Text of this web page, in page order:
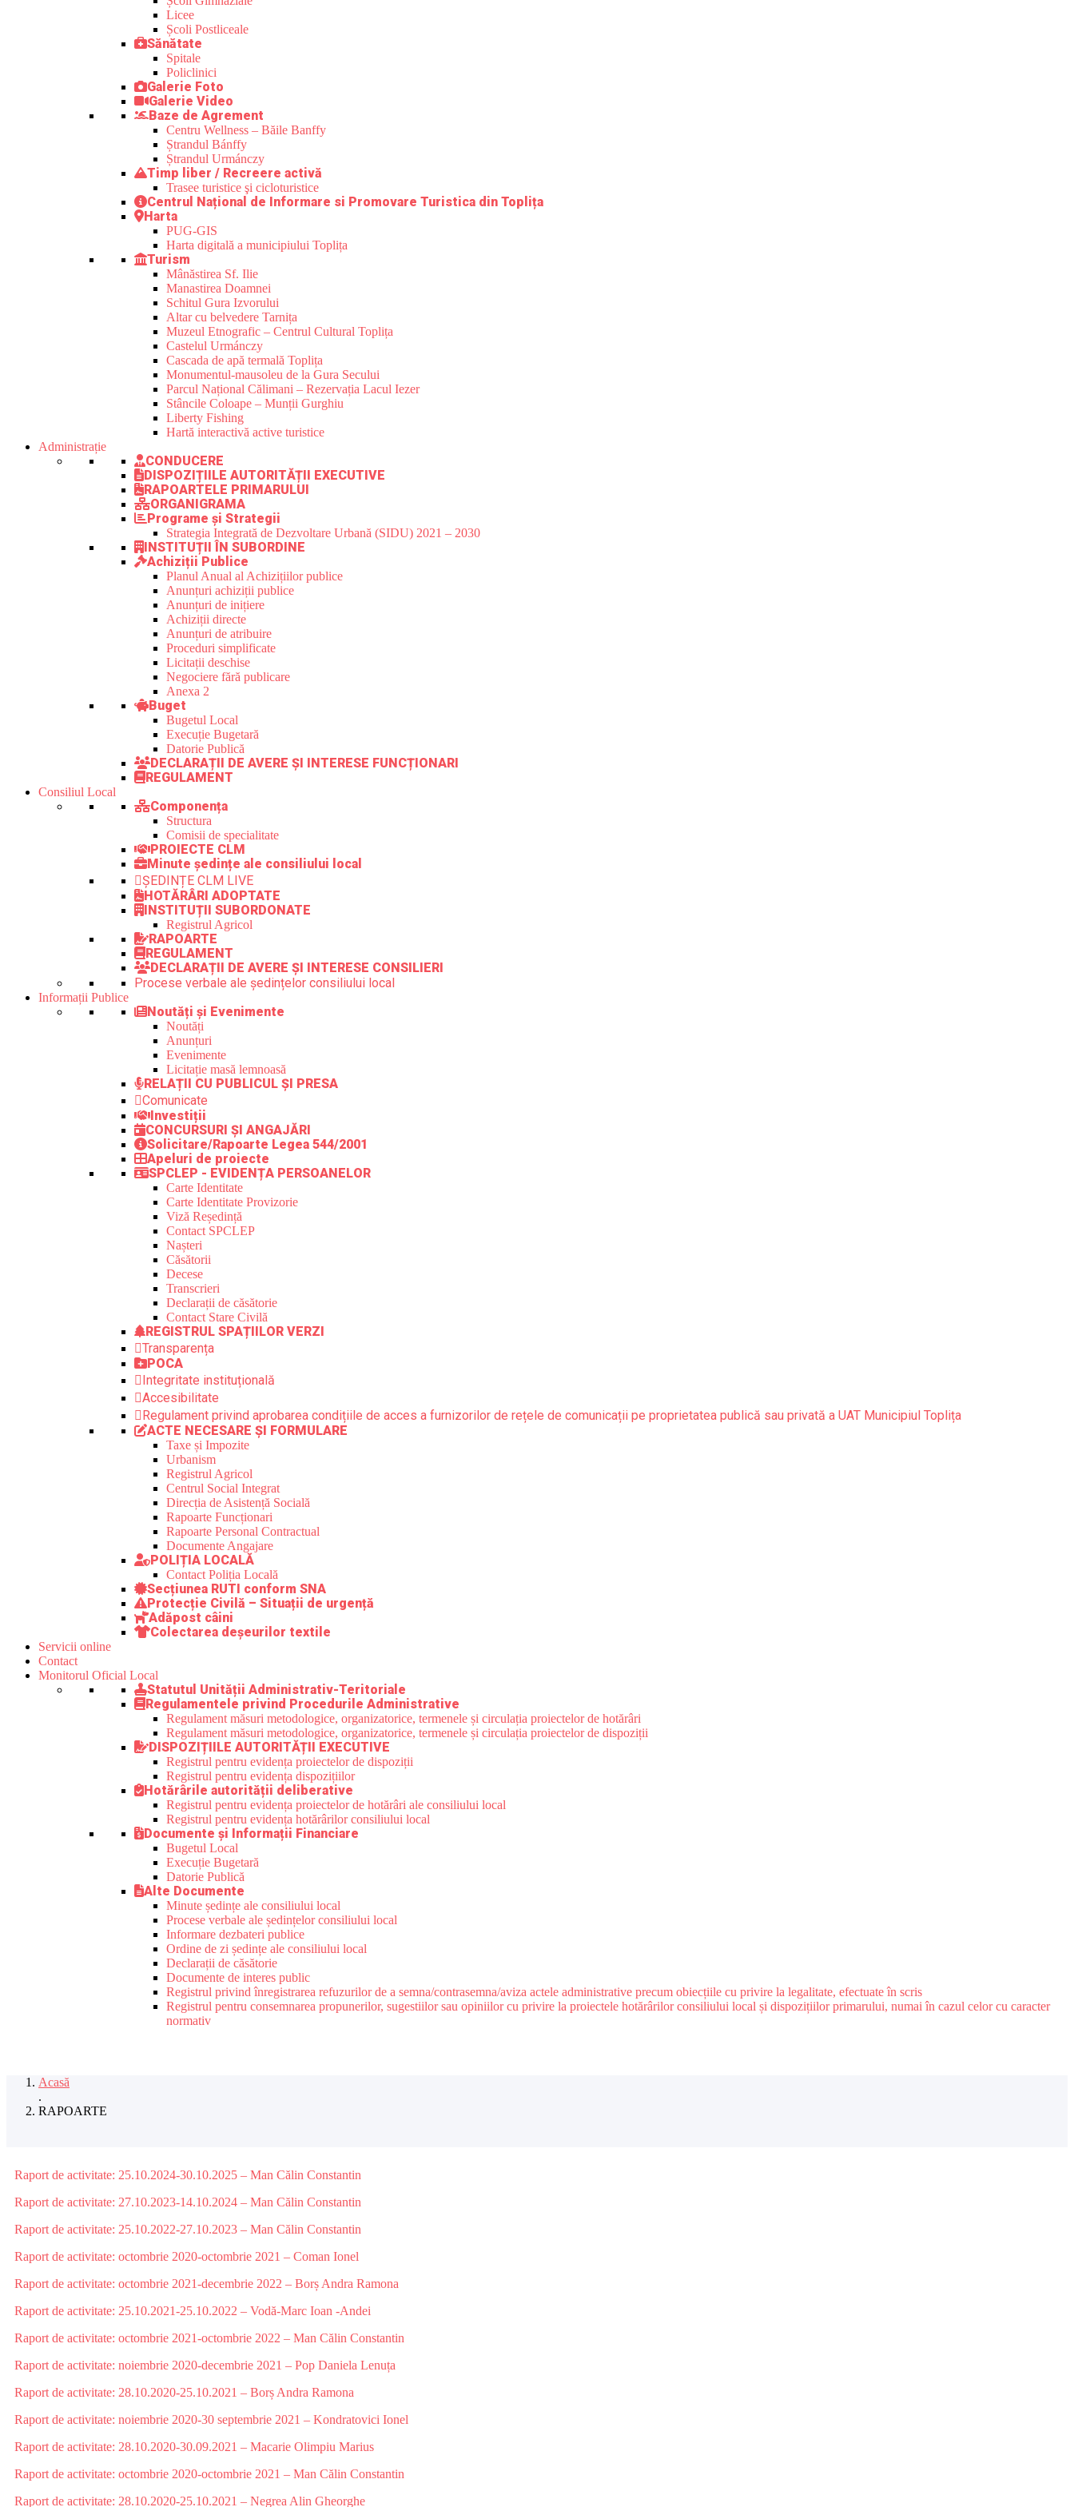
Licee
Școli Postliceale
Sănătate
Spitale
Policlinici
Galerie Foto
Galerie Video
Baze de Agrement
Centru Wellness – Băile Banffy
Ștrandul Bánffy
Ștrandul Urmánczy
Timp liber / Recreere activă
Trasee turistice şi cicloturistice
Centrul Național de Informare si Promovare Turistica din Toplița
Harta
PUG-GIS
Harta digitală a municipiului Toplița
Turism
Mânăstirea Sf. Ilie
Manastirea Doamnei
Schitul Gura Izvorului
Altar cu belvedere Tarnița
Muzeul Etnografic – Centrul Cultural Toplița
Castelul Urmánczy
Cascada de apă termală Toplița
Monumentul-mausoleu de la Gura Secului
Parcul Național Călimani – Rezervația Lacul Iezer
Stâncile Coloape – Munții Gurghiu
Liberty Fishing
Hartă interactivă active turistice
Administrație
CONDUCERE
DISPOZIȚIILE AUTORITĂȚII EXECUTIVE
RAPOARTELE PRIMARULUI
ORGANIGRAMA
Programe și Strategii
Strategia Integrată de Dezvoltare Urbană (SIDU) 2021 – 2030
INSTITUȚII ÎN SUBORDINE
Achiziții Publice
Planul Anual al Achizițiilor publice
Anunțuri achiziții publice
Anunțuri de inițiere
Achiziții directe
Anunțuri de atribuire
Proceduri simplificate
Licitații deschise
Negociere fără publicare
Anexa 2
Buget
Bugetul Local
Execuție Bugetară
Datorie Publică
DECLARAȚII DE AVERE ȘI INTERESE FUNCȚIONARI
REGULAMENT
Consiliul Local
Componența
Structura
Comisii de specialitate
PROIECTE CLM
Minute ședințe ale consiliului local
ȘEDINȚE CLM LIVE
HOTĂRÂRI ADOPTATE
INSTITUȚII SUBORDONATE
Registrul Agricol
RAPOARTE
REGULAMENT
DECLARAȚII DE AVERE ȘI INTERESE CONSILIERI
Procese verbale ale ședințelor consiliului local
Informații Publice
Noutăți și Evenimente
Noutăți
Anunțuri
Evenimente
Licitație masă lemnoasă
RELAȚII CU PUBLICUL ȘI PRESA
Comunicate
Investiții
CONCURSURI ȘI ANGAJĂRI
Solicitare/Rapoarte Legea 544/2001
Apeluri de proiecte
SPCLEP - EVIDENȚA PERSOANELOR
Carte Identitate
Carte Identitate Provizorie
Viză Reședință
Contact SPCLEP
Nașteri
Căsătorii
Decese
Transcrieri
Declarații de căsătorie
Contact Stare Civilă
REGISTRUL SPAȚIILOR VERZI
Transparența
POCA
Integritate instituțională
Accesibilitate
Regulament privind aprobarea condițiile de acces a furnizorilor de rețele de comunicații pe proprietatea publică sau privată a UAT Municipiul Toplița
ACTE NECESARE ȘI FORMULARE
Taxe și Impozite
Urbanism
Registrul Agricol
Centrul Social Integrat
Direcția de Asistență Socială
Rapoarte Funcționari
Rapoarte Personal Contractual
Documente Angajare
POLIȚIA LOCALĂ
Contact Poliția Locală
Secțiunea RUTI conform SNA
Protecție Civilă – Situații de urgență
Adăpost câini
Colectarea deșeurilor textile
Servicii online
Contact
Monitorul Oficial Local
Statutul Unității Administrativ-Teritoriale
Regulamentele privind Procedurile Administrative
Regulament măsuri metodologice, organizatorice, termenele și circulația proiectelor de hotărâri
Regulament măsuri metodologice, organizatorice, termenele și circulația proiectelor de dispoziții
DISPOZIȚIILE AUTORITĂȚII EXECUTIVE
Registrul pentru evidența proiectelor de dispoziții
Registrul pentru evidența dispozițiilor
Hotărârile autorității deliberative
Registrul pentru evidența proiectelor de hotărâri ale consiliului local
Registrul pentru evidența hotărârilor consiliului local
Documente și Informații Financiare
Bugetul Local
Execuție Bugetară
Datorie Publică
Alte Documente
Minute ședințe ale consiliului local
Procese verbale ale ședințelor consiliului local
Informare dezbateri publice
Ordine de zi ședințe ale consiliului local
Declarații de căsătorie
Documente de interes public
Registrul privind înregistrarea refuzurilor de a semna/contrasemna/aviza actele administrative precum obiecțiile cu privire la legalitate, efectuate în scris
Registrul pentru consemnarea propunerilor, sugestiilor sau opiniilor cu privire la proiectele hotărârilor consiliului local și dispozițiilor primarului, numai în cazul celor cu caracter
normativ
Acasă
.
RAPOARTE
Raport de activitate: 25.10.2024-30.10.2025 – Man Călin Constantin
Raport de activitate: 27.10.2023-14.10.2024 – Man Călin Constantin
Raport de activitate: 25.10.2022-27.10.2023 – Man Călin Constantin
Raport de activitate: octombrie 2020-octombrie 2021 – Coman Ionel
Raport de activitate: octombrie 2021-decembrie 2022 – Borș Andra Ramona
Raport de activitate: 25.10.2021-25.10.2022 – Vodă-Marc Ioan -Andei
Raport de activitate: octombrie 2021-octombrie 2022 – Man Călin Constantin
Raport de activitate: noiembrie 2020-decembrie 2021 – Pop Daniela Lenuța
Raport de activitate: 28.10.2020-25.10.2021 – Borș Andra Ramona
Raport de activitate: noiembrie 2020-30 septembrie 2021 – Kondratovici Ionel
Raport de activitate: 28.10.2020-30.09.2021 – Macarie Olimpiu Marius
Raport de activitate: octombrie 2020-octombrie 2021 – Man Călin Constantin
Raport de activitate: 28.10.2020-25.10.2021 – Negrea Alin Gheorghe